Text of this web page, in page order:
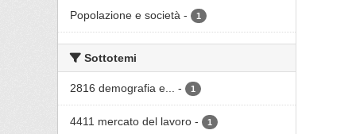
Popolazione e società - 1
Sottotemi
2816 demografia e... - 1
4411 mercato del lavoro - 1